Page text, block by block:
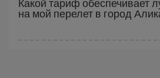
того, доступны ли самые дешевые
Какой тариф обеспечивает
на мой перелет в город